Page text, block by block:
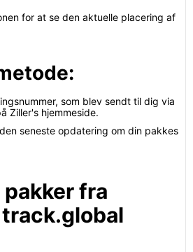
for at se den aktuelle placering af
som blev sendt til dig via
Ziller's hjemmeside.
seneste opdatering om din pakkes
fra